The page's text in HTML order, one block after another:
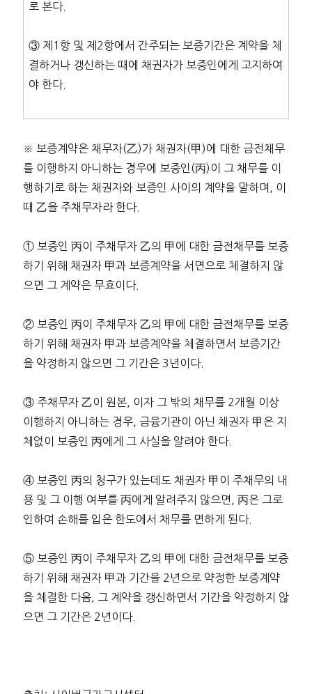
로 본다.
③ 제1항 및 제2항에서 간주되는 보증기간은 계약을 체
결하거나 갱신하는 때에 채권자가 보증인에게 고지하여
야 한다.
※ 보증계약은 채무자(乙)가 채권자(甲)에 대한 금전채무
를 이행하지 아니하는 경우에 보증인(丙)이 그 채무를 이
행하기로 하는 채권자와 보증인 사이의 계약을 말하며, 이
때 乙을 주채무자라 한다.
① 보증인 丙이 주채무자 乙의 甲에 대한 금전채무를 보증
하기 위해 채권자 甲과 보증계약을 서면으로 체결하지 않
으면 그 계약은 무효이다.
② 보증인 丙이 주채무자 乙의 甲에 대한 금전채무를 보증
하기 위해 채권자 甲과 보증계약을 체결하면서 보증기간
을 약정하지 않으면 그 기간은 3년이다.
③ 주채무자 乙이 원본, 이자 그 밖의 채무를 2개월 이상
이행하지 아니하는 경우, 금융기관이 아닌 채권자 甲은 지
체없이 보증인 丙에게 그 사실을 알려야 한다.
④ 보증인 丙의 청구가 있는데도 채권자 甲이 주채무의 내
용 및 그 이행 여부를 丙에게 알려주지 않으면, 丙은 그로
인하여 손해를 입은 한도에서 채무를 면하게 된다.
⑤ 보증인 丙이 주채무자 乙의 甲에 대한 금전채무를 보증
하기 위해 채권자 甲과 기간을 2년으로 약정한 보증계약
을 체결한 다음, 그 계약을 갱신하면서 기간을 약정하지 않
으면 그 기간은 2년이다.